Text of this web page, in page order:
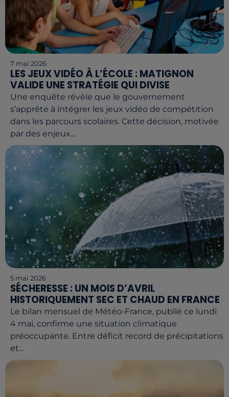
7 mai 2026
LES JEUX VIDÉO À L’ÉCOLE : MATIGNON
VALIDE UNE STRATÉGIE QUI DIVISE
Une enquête révèle que le gouvernement
s’apprête à intégrer les jeux vidéo de compétition
dans les parcours scolaires. Cette décision, motivée
par des enjeux...
5 mai 2026
SÉCHERESSE : UN MOIS D’AVRIL
HISTORIQUEMENT SEC ET CHAUD EN FRANCE
Le bilan mensuel de Météo-France, publié ce lundi
4 mai, confirme une situation climatique
préoccupante. Entre déficit record de précipitations
et...